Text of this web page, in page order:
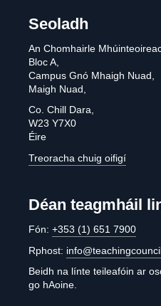
Seoladh
An Chomhairle
Bloc A,
Campus Gnó Mhaigh Nuad,
Maigh Nuad,
Co. Chill Dara,
W23 Y7X0
Éire
Treoracha chuig oifigí
Déan teagmháil
Fón: +353 (1) 651 7900
Rphost:
Beidh na línte teileafóin ar
go hAoine.